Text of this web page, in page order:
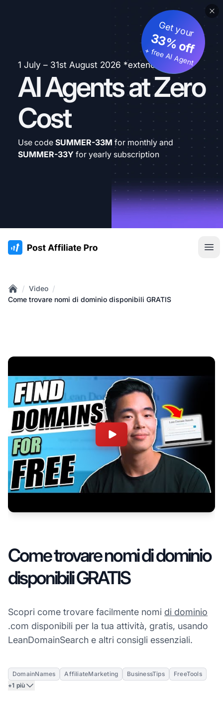
1 July – 31st August 2026 *extended
AI Agents at Zero
Cost
Get your
33% off
+ free AI Agent
Use code SUMMER-33M for monthly and
SUMMER-33Y for yearly subscription
:site.title
Home
/ Video /
Come trovare nomi di dominio disponibili GRATIS
Come trovare nomi di dominio
disponibili GRATIS
Scopri come trovare facilmente nomi di dominio
.com disponibili per la tua attività, gratis, usando
LeanDomainSearch e altri consigli essenziali.
DomainNames AffiliateMarketing BusinessTips
FreeTools
+1 più